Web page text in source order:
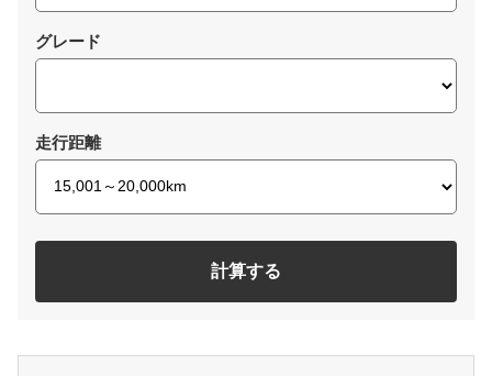
グレード
走行距離
計算する